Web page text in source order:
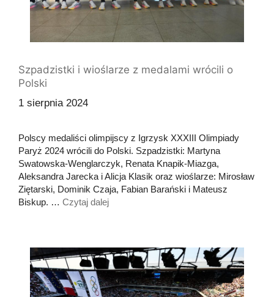
Szpadzistki i wioślarze z medalami wrócili o
Polski
1 sierpnia 2024
Polscy medaliści olimpijscy z Igrzysk XXXIII Olimpiady
Paryż 2024 wrócili do Polski. Szpadzistki: Martyna
Swatowska-Wenglarczyk, Renata Knapik-Miazga,
Aleksandra Jarecka i Alicja Klasik oraz wioślarze: Mirosław
Ziętarski, Dominik Czaja, Fabian Barański i Mateusz
Biskup. … Czytaj dalej